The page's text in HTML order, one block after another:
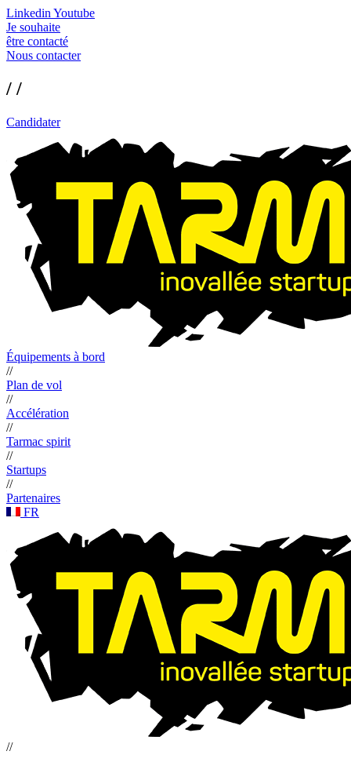
Linkedin Youtube
Je souhaite
être contacté
Nous contacter
/ /
Candidater
Équipements à bord
//
Plan de vol
//
Accélération
//
Tarmac spirit
//
Startups
//
Partenaires
FR
//